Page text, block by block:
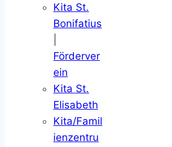
Kita St.
Bonifatius
Förderver
ein
Kita St.
Elisabeth
Kita/Famil
ienzentru